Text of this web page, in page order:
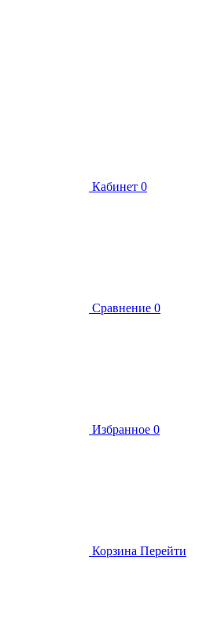
Кабинет 0
Сравнение 0
Избранное 0
Корзина Перейти